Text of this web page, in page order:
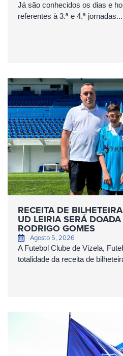
Já são conhecidos os dias e
referentes à 3.ª e 4.ª jornadas...
RECEITA DE
UD LEIRIA SERÁ
RODRIGO GOMES
Agosto 5, 2026
A Futebol Clube de Vizela,
totalidade da receita de